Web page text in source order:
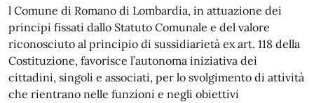
l Comune di Romano di Lombardia, in attuazione dei
principi fissati dallo Statuto Comunale e del valore
riconosciuto al principio di sussidiarietà ex art. 118 della
Costituzione, favorisce l’autonoma iniziativa dei
cittadini, singoli e associati, per lo svolgimento di attività
che rientrano nelle funzioni e negli obiettivi